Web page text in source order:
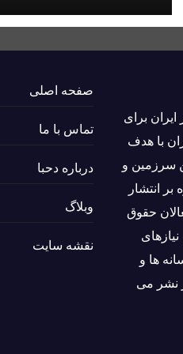
برای
با هدف
سرزمین و
انتشار
حقوق
ها و
نشر می
صفحه اصلی
تماس با ما
درباره دحبا
وبلاگ
نقشه سایت